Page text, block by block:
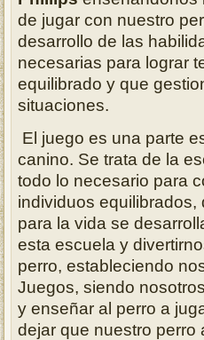
de jugar con nuestro
desarrollo de las
necesarias para lograr
equilibrado y que
situaciones.
El juego es una parte
canino. Se trata de la
todo lo necesario para
individuos equilibrados,
para la vida se
esta escuela y
perro, estableciendo
Juegos, siendo
yenseñar al perro a
dejar que nuestro perro